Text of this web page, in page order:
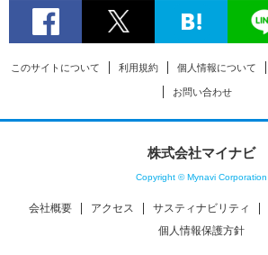
このサイトについて 利用規約 個人情報について
お問い合わせ
株式会社マイナビ
Copyright © Mynavi Corporation
会社概要 アクセス サスティナビリティ
個人情報保護方針